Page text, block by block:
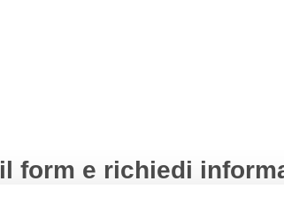
form e richiedi